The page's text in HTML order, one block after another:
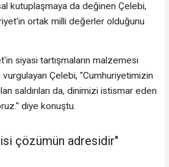
kutuplaşmaya da değinen Çelebi,
ortak milli değerler olduğunu
siyasi tartışmaların malzemesi
vurgulayan Çelebi, "Cumhuriyetimizin
saldırıları da, dinimizi istismar eden
diye konuştu.
çözümün adresidir"